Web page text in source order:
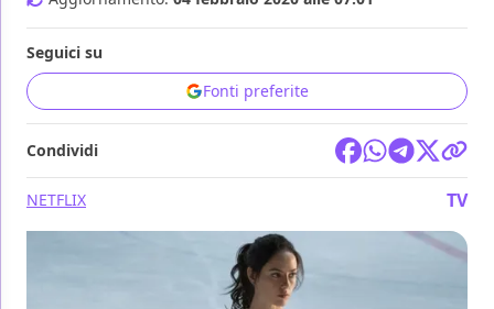
Seguici su
Fonti preferite
Condividi
NETFLIX TV